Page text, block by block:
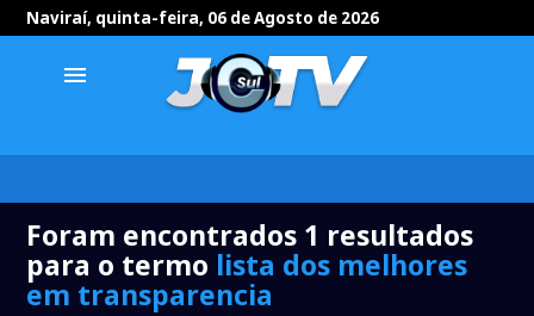
Naviraí, quinta-feira, 06 de Agosto de 2026
menu
Foram encontrados 1 resultados
para o termo lista dos melhores
em transparencia